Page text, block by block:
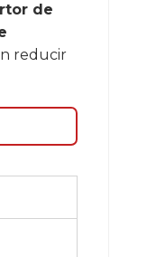
de
reducir